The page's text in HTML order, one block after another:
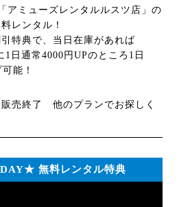
アミューズレンタルルスツ店」の
レンタル！
特典で、当日在庫があれば
1日通常4000円UPのところ1日
能！
売終了 他のプランでお探しく
無料レンタル特典